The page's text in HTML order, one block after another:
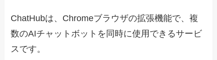
ChatHubは、Chromeブラウザの拡張機能で、複
数のAIチャットボットを同時に使用できるサービ
スです。